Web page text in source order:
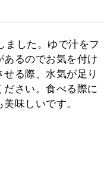
ました。ゆで汁をフ
るのでお気を付け
る際、水気が足り
さい。食べる際に
味しいです。